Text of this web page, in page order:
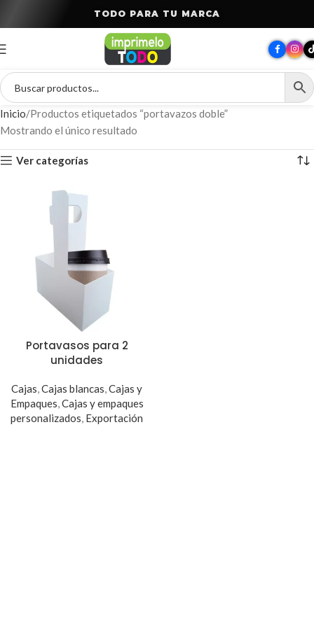
T ODO PARA T U MARCA
Inicio Productos etiquetados “portavazos doble”
Mostrando el único resultado
Ver categorías
Portavasos para 2
unidades
Cajas,Cajas blancas,Cajas y
Empaques,Cajas y empaques
personalizados, Exportación